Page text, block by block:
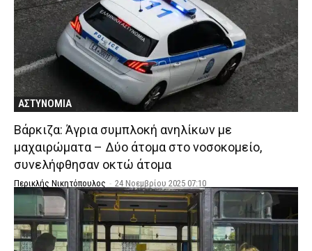
ΑΣΤΥΝΟΜΙΑ
Βάρκιζα: Άγρια συμπλοκή ανηλίκων με
μαχαιρώματα – Δύο άτομα στο νοσοκομείο,
συνελήφθησαν οκτώ άτομα
Περικλής Νικητόπουλος - 24 Νοεμβρίου 2025 07:10